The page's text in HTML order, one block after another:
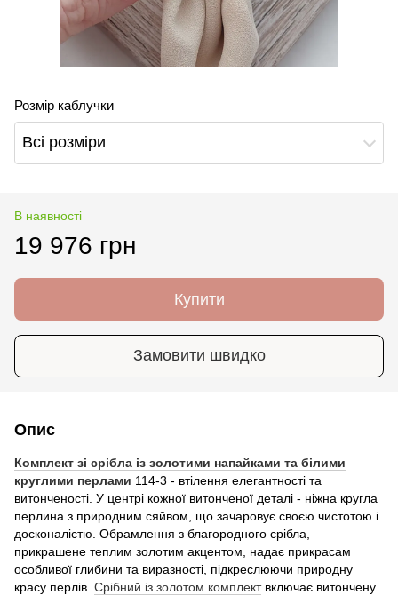
Розмір каблучки
Всі розміри
В наявності
19 976 грн
Купити
Замовити швидко
Опис
Комплект зі срібла із золотими напайками та білими
круглими перлами 114-3 - втілення елегантності та
витонченості. У центрі кожної витонченої деталі - ніжна кругла
перлина з природним сяйвом, що зачаровує своєю чистотою і
досконалістю. Обрамлення з благородного срібла,
прикрашене теплим золотим акцентом, надає прикрасам
особливої глибини та виразності, підкреслюючи природну
красу перлів. Срібний із золотом комплектвключає витончену